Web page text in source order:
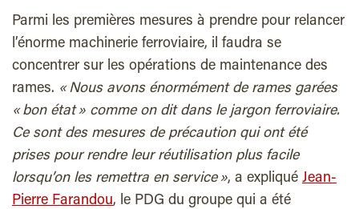
Parmi les premières mesures à prendre pour relancer
l’énorme machinerie ferroviaire, il faudra se
concentrer sur les opérations de maintenance des
rames. « Nous avons énormément de rames garées
« bon état » comme on dit dans le jargon ferroviaire.
Ce sont des mesures de précaution qui ont été
prises pour rendre leur réutilisation plus facile
lorsqu’on les remettra en service », a expliqué Jean-
Pierre Farandou, le PDG du groupe qui a été